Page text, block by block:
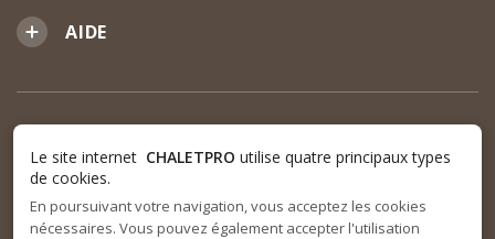
AIDE
Le site internet CHALETPRO utilise quatre principaux types
de cookies.
En poursuivant votre navigation, vous acceptez les cookies
nécessaires. Vous pouvez également accepter l'utilisation